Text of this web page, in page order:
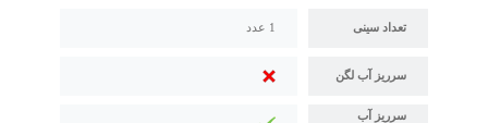
تعداد سینی 1 عدد
سرریز آب لگن
سرریز آب